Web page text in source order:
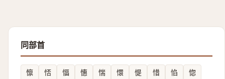
同部首
懔 㤳 愊 憓 惴 懁 惿 惜 惂
惚